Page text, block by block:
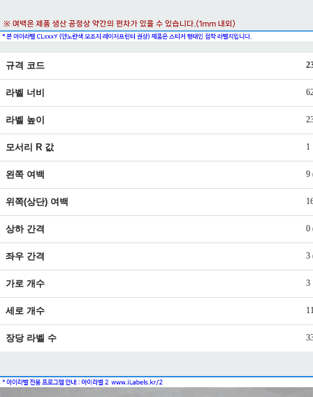
규격 코드
라벨 너비
라벨 높이
모서리 R 값 1
왼쪽 여백 9
위쪽(상단) 여백
상하 간격 0
좌우 간격 3
가로 개수 3
세로 개수
장당 라벨 수